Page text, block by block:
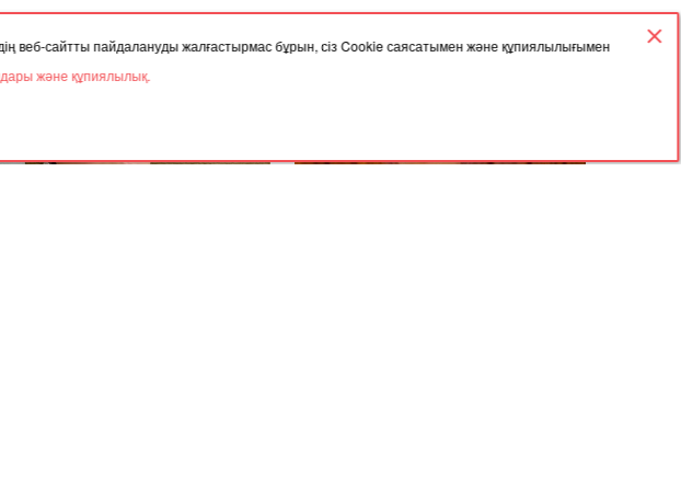
веб-сайтты пайдалануды жалғастырмас бұрын, сіз Cookie саясатымен және құпиялылығымен
және құпиялылық.